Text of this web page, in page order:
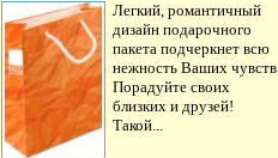
Легкий, романтичный
дизайн подарочного
пакета подчеркнет всю
нежность Ваших
Порадуйте своих
близких и друзей!
Такой...